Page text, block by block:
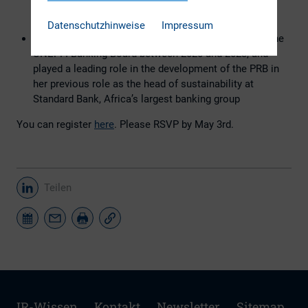
FTI Consulting’s Dr Wendy Dobson, was co-chair of the
UNEPFI Banking Board between 2020 and 2023, and
played a leading role in the development of the PRB in
her previous role as the head of sustainability at
Standard Bank, Africa’s largest banking group
You can register here. Please RSVP by May 3rd.
Teilen
Datenschutzhinweise Impressum